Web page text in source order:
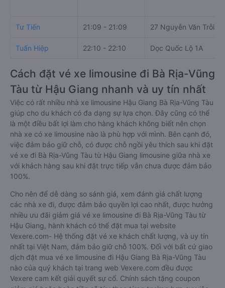
Tư Tiến 21:09 - 21:09 27 Nguyễn Văn Trỗi
Tuấn Hiệp 22:10 - 22:10 Dọc Quốc Lộ 1A
Cách đặt vé xe limousine đi Bà Rịa-Vũng
Tàu từ Hậu Giang nhanh và uy tín nhất
Việc có rất nhiều nhà xe limousine Hậu Giang Bà Rịa-Vũng Tàu
giúp cho du khách có đa dạng sự lựa chọn. Đây cũng có thể
là một điều bất lợi làm cho hàng khách không biết nên chọn
nhà xe có xe limousine nào là phù hợp với mình. Bên cạnh đó,
việc đảm bảo giữ chỗ, có được chỗ ngồi yêu thích sau khi đặt
vé xe đi Bà Rịa-Vũng Tàu từ Hậu Giang limousine giữa nhà xe
với khách hàng sau khi đặt trực tiếp vẫn chưa được đảm bảo
100%.
Cho nên để dễ dàng so sánh giá, xem đánh giá chất lượng
các nhà xe đi, được đảm bảo quyền lợi cao nhất, được hưởng
nhiều ưu đãi giảm giá vé xe limousine đi Bà Rịa-Vũng Tàu từ
Hậu Giang, hành khách có thể đặt mua tại website
Vexere.com- Hệ thống đặt vé xe khách chất lượng, và uy tín
nhất tại Việt Nam, đảm bảo giữ chỗ 100%. Đối với bất cứ giao
dịch đặt mua vé xe limousine đi Hậu Giang Bà Rịa-Vũng Tàu
nào của quý khách tại trang web Vexere.com đều được
Vexere cam kết giải quyết sự cố. Chính sách tặng coupon